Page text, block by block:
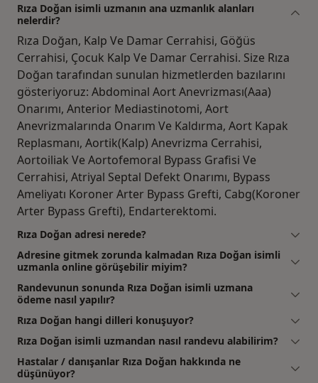
Rıza Doğan isimli uzmanın ana uzmanlık alanları
nelerdir?
Rıza Doğan, Kalp Ve Damar Cerrahisi, Göğüs
Cerrahisi, Çocuk Kalp Ve Damar Cerrahisi. Size Rıza
Doğan tarafından sunulan hizmetlerden bazılarını
gösteriyoruz: Abdominal Aort Anevrizması(Aaa)
Onarımı, Anterior Mediastinotomi, Aort
Anevrizmalarında Onarım Ve Kaldırma, Aort Kapak
Replasmanı, Aortik(Kalp) Anevrizma Cerrahisi,
Aortoiliak Ve Aortofemoral Bypass Grafisi Ve
Cerrahisi, Atriyal Septal Defekt Onarımı, Bypass
Ameliyatı Koroner Arter Bypass Grefti, Cabg(Koroner
Arter Bypass Grefti), Endarterektomi.
Rıza Doğan adresi nerede?
Adresine gitmek zorunda kalmadan Rıza Doğan isimli
uzmanla online görüşebilir miyim?
Randevunun sonunda Rıza Doğan isimli uzmana
ödeme nasıl yapılır?
Rıza Doğan hangi dilleri konuşuyor?
Rıza Doğan isimli uzmandan nasıl randevu alabilirim?
Hastalar / danışanlar Rıza Doğan hakkında ne
düşünüyor?